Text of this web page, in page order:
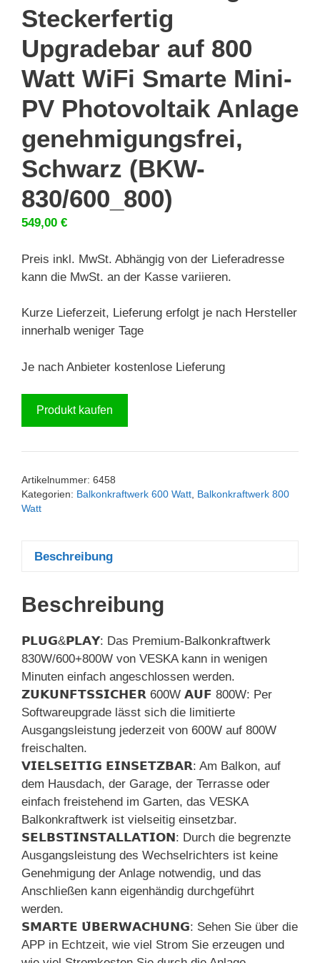
Steckerfertig
Upgradebar auf 800
Watt WiFi Smarte Mini-
PV Photovoltaik Anlage
genehmigungsfrei,
Schwarz (BKW-
830/600_800)
549,00 €
Preis inkl. MwSt. Abhängig von der Lieferadresse
kann die MwSt. an der Kasse variieren.
Kurze Lieferzeit, Lieferung erfolgt je nach Hersteller
innerhalb weniger Tage
Je nach Anbieter kostenlose Lieferung
Produkt kaufen
Artikelnummer: 6458
Kategorien: Balkonkraftwerk 600 Watt, Balkonkraftwerk 800
Watt
Beschreibung
Beschreibung
𝗣𝗟𝗨𝗚&𝗣𝗟𝗔𝗬: Das Premium-Balkonkraftwerk
830W/600+800W von VESKA kann in wenigen
Minuten einfach angeschlossen werden.
𝗭𝗨𝗞𝗨𝗡𝗙𝗧𝗦𝗦𝗜𝗖𝗛𝗘𝗥 600W 𝗔𝗨𝗙 800W: Per
Softwareupgrade lässt sich die limitierte
Ausgangsleistung jederzeit von 600W auf 800W
freischalten.
𝗩𝗜𝗘𝗟𝗦𝗘𝗜𝗧𝗜𝗚 𝗘𝗜𝗡𝗦𝗘𝗧𝗭𝗕𝗔𝗥: Am Balkon, auf
dem Hausdach, der Garage, der Terrasse oder
einfach freistehend im Garten, das VESKA
Balkonkraftwerk ist vielseitig einsetzbar.
𝗦𝗘𝗟𝗕𝗦𝗧𝗜𝗡𝗦𝗧𝗔𝗟𝗟𝗔𝗧𝗜𝗢𝗡: Durch die begrenzte
Ausgangsleistung des Wechselrichters ist keine
Genehmigung der Anlage notwendig, und das
Anschließen kann eigenhändig durchgeführt
werden.
𝗦𝗠𝗔𝗥𝗧𝗘 𝗨̈𝗕𝗘𝗥𝗪𝗔𝗖𝗛𝗨𝗡𝗚: Sehen Sie über die
APP in Echtzeit, wie viel Strom Sie erzeugen und